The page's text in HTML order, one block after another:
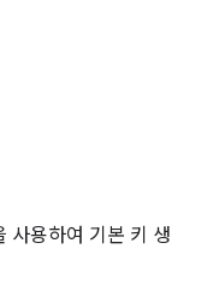
사용하여 기본 키 생